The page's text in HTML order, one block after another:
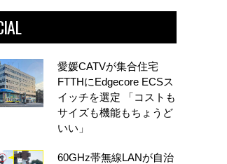
愛媛CATVが集合住宅
FTTHにEdgecore ECSス
イッチを選定 「コストも
サイズも機能もちょうど
いい」
60GHz帯無線LANが自治